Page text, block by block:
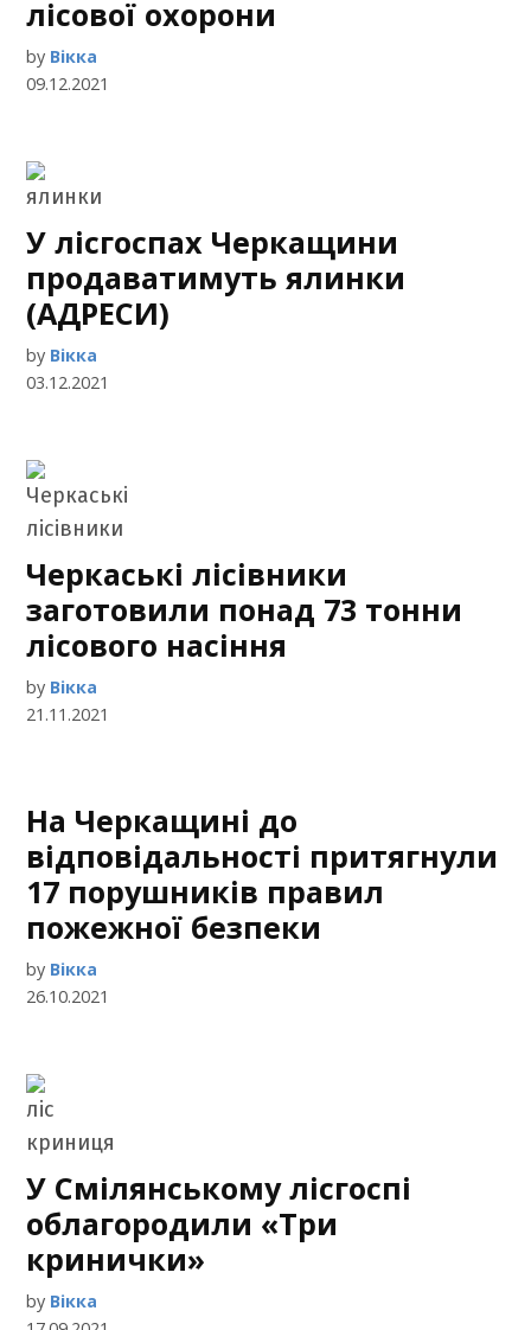
лісової охорони
by Вікка
09.12.2021
У лісгоспах Черкащини
продаватимуть ялинки
(АДРЕСИ)
by Вікка
03.12.2021
Черкаські лісівники
заготовили понад 73 тонни
лісового насіння
by Вікка
21.11.2021
На Черкащині до
відповідальності притягнули
17 порушників правил
пожежної безпеки
by Вікка
26.10.2021
У Смілянському лісгоспі
облагородили «Три
кринички»
by Вікка